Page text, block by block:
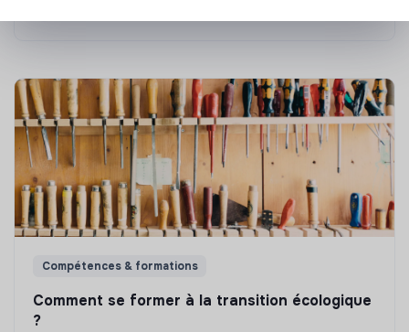
Compétences & formations
Comment se former à la transition écologique
?